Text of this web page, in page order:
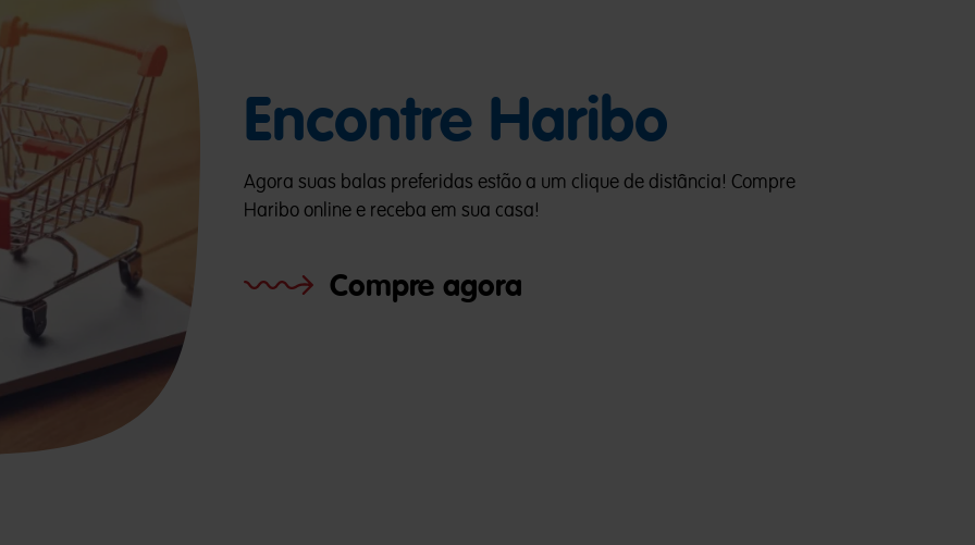
Encontre Haribo
Agora suas balas preferidas estão a um clique de distância! Compre
Haribo online e receba em sua casa!
Compre agora